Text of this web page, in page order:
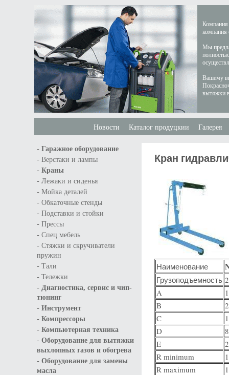
Компания
компания
Мы
Вашему
вытяжки
Новости Каталог продуцкии Галерея
- Гаражное оборудование
- Верстаки и лампы
- Краны
- Лежаки и сиденья
- Мойка деталей
- Обкаточные стенды
- Подставки и стойки
- Прессы
- Спец мебель
- Стяжки и скручиватели
пружин
- Тали
- Тележки
- Диагностика, сервис и чип-
тюнинг
- Инструмент
- Компрессоры
- Компьютерная техника
- Оборудование для вытяжки
выхлопных газов и обогрева
- Оборудование для замены
масла
Кран
Наименование
Грузоподъемность
A
B
C
D
E
R minimum
R maximum